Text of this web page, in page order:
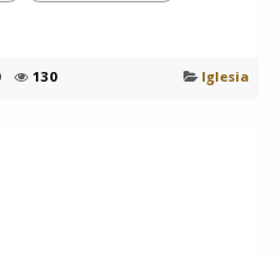
130 Iglesia